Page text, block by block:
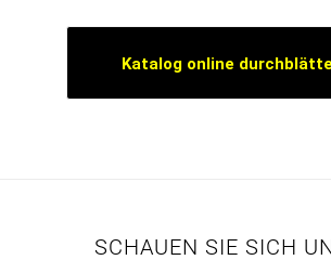
Katalog online
SCHAUEN SIE SICH